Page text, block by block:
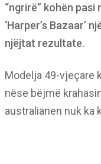
“ngrirë” kohën
‘Harper’s Bazaar’
njëjtat rezultate.
Modelja 49-vjeçare
nëse bëjmë
australianen nuk ka